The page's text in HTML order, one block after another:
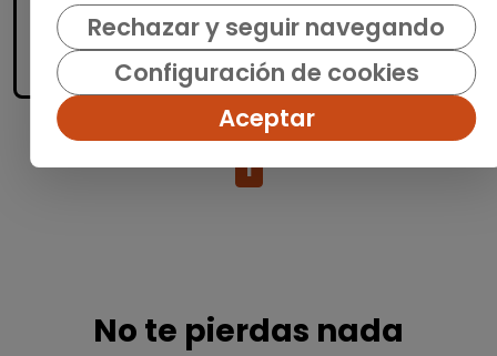
Me interesa
accessibility_newPersonas con discapacidad
1
No te pierdas nada
Rechazar y seguir navegando
Configuración de cookies
Aceptar